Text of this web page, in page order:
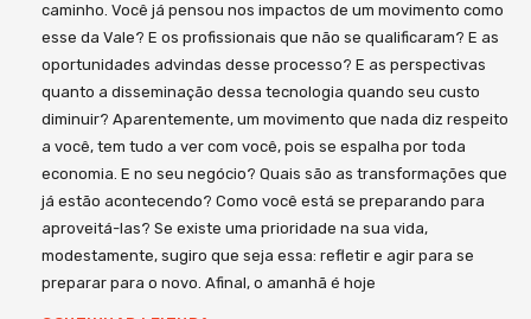
caminho. Você já pensou nos impactos de um movimento como
esse da Vale? E os profissionais que não se qualificaram? E as
oportunidades advindas desse processo? E as perspectivas
quanto a disseminação dessa tecnologia quando seu custo
diminuir? Aparentemente, um movimento que nada diz respeito
a você, tem tudo a ver com você, pois se espalha por toda
economia. E no seu negócio? Quais são as transformações que
já estão acontecendo? Como você está se preparando para
aproveitá-las? Se existe uma prioridade na sua vida,
modestamente, sugiro que seja essa: refletir e agir para se
preparar para o novo. Afinal, o amanhã é hoje